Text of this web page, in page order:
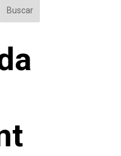
Buscar